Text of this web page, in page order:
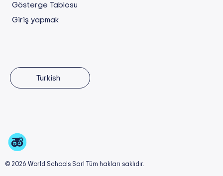
Gösterge Tablosu
Giriş yapmak
© 2026 World Schools Sarl Tüm hakları saklıdır.
Turkish